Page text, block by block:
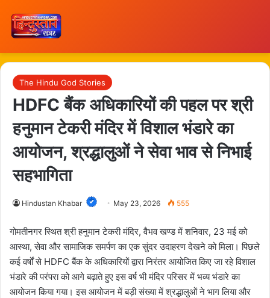
The Hindu God Stories
HDFC बैंक अधिकारियों की पहल पर श्री
हनुमान टेकरी मंदिर में विशाल भंडारे का
आयोजन, श्रद्धालुओं ने सेवा भाव से निभाई
सहभागिता
Hindustan Khabar May 23, 2026 555
गोमतीनगर स्थित श्री हनुमान टेकरी मंदिर, वैभव खण्ड में शनिवार, 23 मई को
आस्था, सेवा और सामाजिक समर्पण का एक सुंदर उदाहरण देखने को मिला। पिछले
कई वर्षों से HDFC बैंक के अधिकारियों द्वारा निरंतर आयोजित किए जा रहे विशाल
भंडारे की परंपरा को आगे बढ़ाते हुए इस वर्ष भी मंदिर परिसर में भव्य भंडारे का
आयोजन किया गया। इस आयोजन में बड़ी संख्या में श्रद्धालुओं ने भाग लिया और